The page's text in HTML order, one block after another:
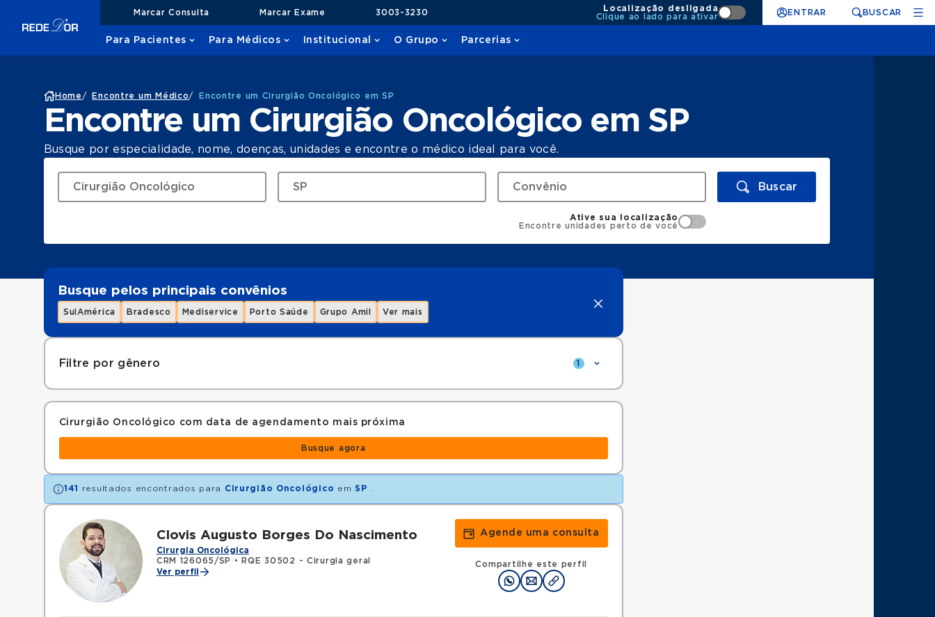
Marcar Consulta Marcar Exame 3003-3230
Localização desligada
Clique ao lado para ativar
ENTRAR BUSCAR
Para Pacientes Para Médicos Institucional O Grupo Parcerias
Home / Encontre um Médico/ Encontre um Cirurgião Oncológico em SP
Encontre um Cirurgião Oncológico em SP
Busque por especialidade, nome, doenças, unidades e encontre o médico ideal para você.
Buscar
Ative sua localização
Encontre unidades perto de você
Busque pelos principais convênios
SulAmérica Bradesco Mediservice Porto Saúde Grupo Amil Ver mais
Filtre por gênero 1
Cirurgião Oncológico com data de agendamento mais próxima
Busque agora
141 resultados encontrados para Cirurgião Oncológico em SP
Clovis Augusto Borges Do Nascimento
Cirurgia Oncológica
CRM 126065/SP
•
RQE 30502 - Cirurgia geral
Ver perfil
Agende uma consulta
Compartilhe este perfil